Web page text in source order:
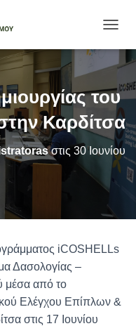
Ν
Λ
Α
Ή
Π
Λ
Ο
Ή
Σ
Σ
του
Καρδίτσα
στις 30 Ιουνίου
iCOSHELLs
Δασολογίας –
μέσα από το
Ελέγχου Επίπλων &
στις 17 Ιουνίου